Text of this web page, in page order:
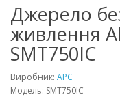
Джерело
живлення
SMT750IC
Виробник: APC
Модель: SMT750IC